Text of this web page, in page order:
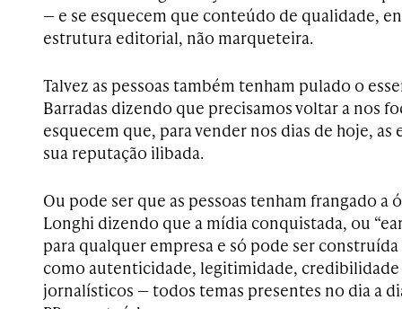
— e se esquecem que conteúdo de qualidade,
estrutura editorial, não marqueteira.
Talvez as pessoas também tenham pulado o
Barradas dizendo que precisamos voltar a nos
esquecem que, para vender nos dias de hoje, as
sua reputação ilibada.
Ou pode ser que as pessoas tenham frangado a
Longhi dizendo que a mídia conquistada, ou
para qualquer empresa e só pode ser
como autenticidade, legitimidade,
jornalísticos — todos temas presentes no dia a